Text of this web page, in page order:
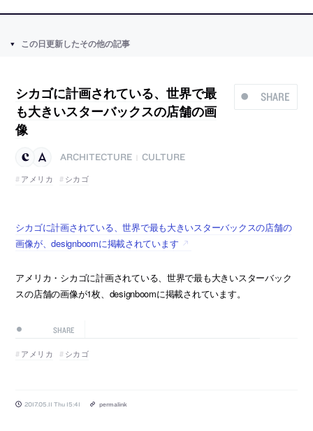
この日更新したその他の記事
SHARE
シカゴに計画されている、世界で最
も大きいスターバックスの店舗の画
像
ARCHITECTURE
CULTURE
アメリカ
シカゴ
シカゴに計画されている、世界で最も大きいスターバックスの店舗の
画像が、designboomに掲載されています
アメリカ・シカゴに計画されている、世界で最も大きいスターバック
スの店舗の画像が1枚、designboomに掲載されています。
SHARE
アメリカ シカゴ
2017.05.11 Thu 15:41 permalink